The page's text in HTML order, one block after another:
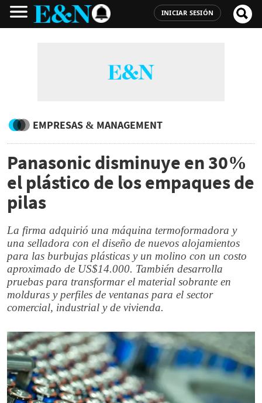
INICIAR SESIÓN
EMPRESAS & MANAGEMENT
Panasonic disminuye en 30%
el plástico de los empaques de
pilas
La firma adquirió una máquina termoformadora y
una selladora con el diseño de nuevos alojamientos
para las burbujas plásticas y un molino con un costo
aproximado de US$14.000. También desarrolla
pruebas para transformar el material sobrante en
molduras y perfiles de ventanas para el sector
comercial, industrial y de vivienda.